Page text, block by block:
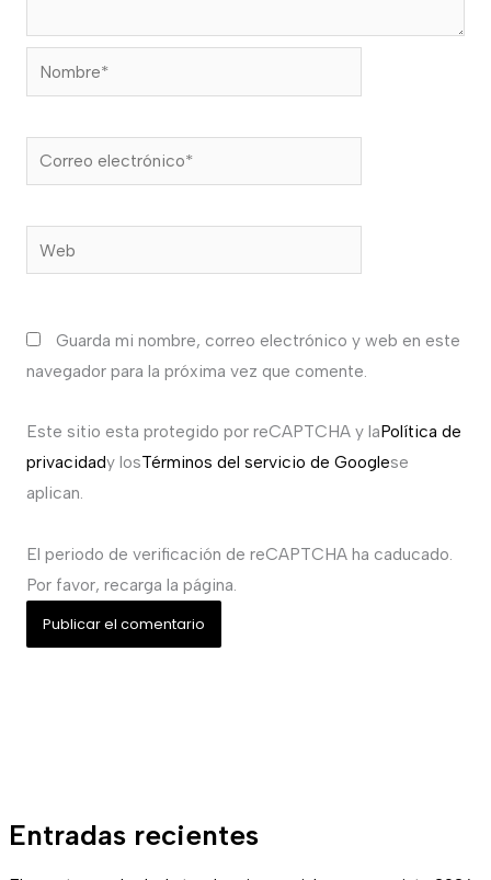
Entradas recientes
Nombre*
Correo
electrónico*
Web
Guarda mi nombre, correo electrónico y web en este
navegador para la próxima vez que comente.
Este sitio esta protegido por reCAPTCHA y laPolítica de
privacidady losTérminos del servicio de Googlese
aplican.
El periodo de verificación de reCAPTCHA ha caducado.
Por favor, recarga la página.